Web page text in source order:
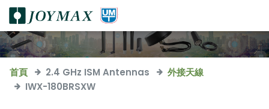
首頁 2.4 GHz ISM Antennas
外接天線
IWX-180BRSXW